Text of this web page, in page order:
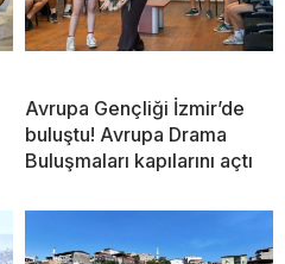
Avrupa Gençliği İzmir’de
buluştu! Avrupa Drama
Buluşmaları kapılarını açtı